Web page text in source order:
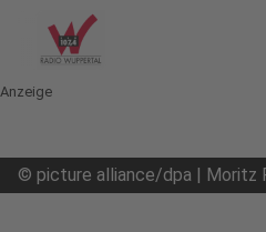
Anzeige
© picture alliance/dpa | Moritz